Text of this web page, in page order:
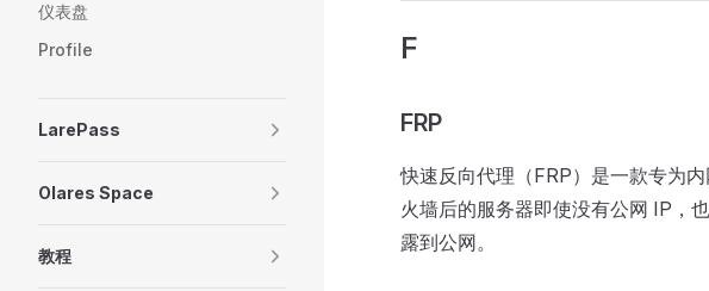
仪表盘
Profile
LarePass
Olares Space
教程
F
FRP
快速反向代理（FRP）是一款专为
火墙后的服务器即使没有公网 IP，
露到公网。